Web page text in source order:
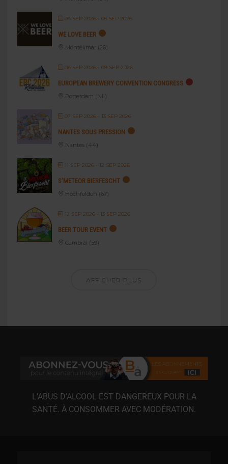
04 SEP 2026- 05 SEP 2026
WE LOVE BEER
Montélimar (26)
06 SEP 2026- 09 SEP 2026
EUROPEAN BREWERY CONVENTION CONGRESS
Rotterdam (NL)
07 SEP 2026- 13 SEP 2026
NANTES SOUS PRESSION
Nantes (44)
11 SEP 2026- 12 SEP 2026
S’METEOR BIERFESCHT
Hochfelden (67)
12 SEP 2026- 13 SEP 2026
BEER TOUR EVENT
Cambrai (59)
AFFICHER PLUS
L’ABUS D’ALCOOL EST DANGEREUX POUR LA
SANTÉ. À CONSOMMER AVEC MODÉRATION.